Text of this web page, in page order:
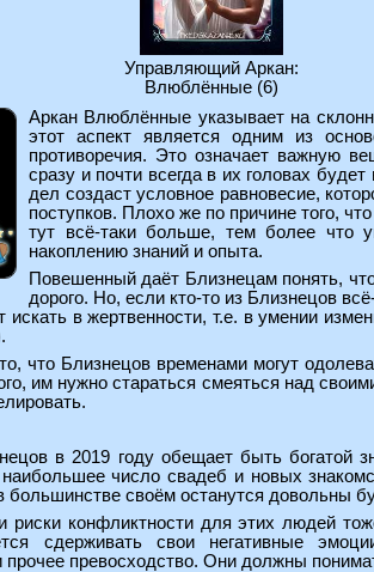
Управляющий Аркан:
Влюблённые (6)
Аркан Влюблённые указывает на
этот аспект является одним из
противоречия. Это означает важную
сразу и почти всегда в их головах
дел создаст условное равновесие,
поступков. Плохо же по причине того,
тут всё-таки больше, тем более что
накоплению знаний и опыта.
Повешенный даёт Близнецам понять,
дорого. Но, если кто-то из Близнецов
искать в жертвенности, т.е. в умении
что Близнецов временами могут
им нужно стараться смеяться над
в 2019 году обещает быть богатой
число свадеб и новых
большинстве своём останутся довольны
риски конфликтности для этих людей
сдерживать свои негативные
прочее превосходство. Они должны